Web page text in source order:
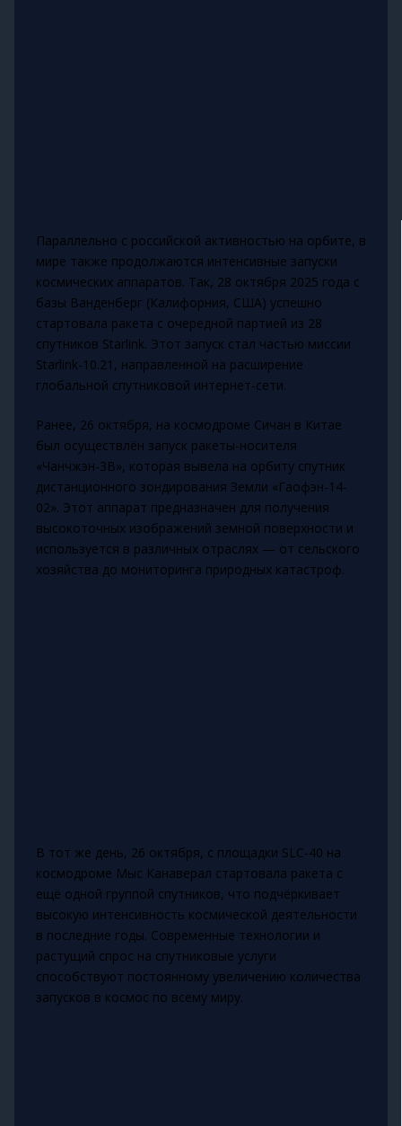
Параллельно с российской активностью на орбите, в
мире также продолжаются интенсивные запуски
космических аппаратов. Так, 28 октября 2025 года с
базы Ванденберг (Калифорния, США) успешно
стартовала ракета с очередной партией из 28
спутников Starlink. Этот запуск стал частью миссии
Starlink-10.21, направленной на расширение
глобальной спутниковой интернет-сети.
Ранее, 26 октября, на космодроме Сичан в Китае
был осуществлён запуск ракеты-носителя
«Чанчжэн-3B», которая вывела на орбиту спутник
дистанционного зондирования Земли «Гаофэн-14-
02». Этот аппарат предназначен для получения
высокоточных изображений земной поверхности и
используется в различных отраслях — от сельского
хозяйства до мониторинга природных катастроф.
В тот же день, 26 октября, с площадки SLC-40 на
космодроме Мыс Канаверал стартовала ракета с
ещё одной группой спутников, что подчёркивает
высокую интенсивность космической деятельности
в последние годы. Современные технологии и
растущий спрос на спутниковые услуги
способствуют постоянному увеличению количества
запусков в космос по всему миру.